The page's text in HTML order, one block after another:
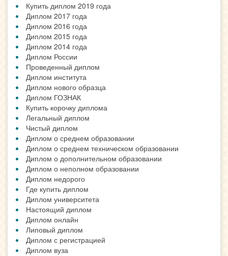
Купить диплом 2019 года
Диплом 2017 года
Диплом 2016 года
Диплом 2015 года
Диплом 2014 года
Диплом России
Проведенный диплом
Диплом института
Диплом нового образца
Диплом ГОЗНАК
Купить корочку диплома
Легальный диплом
Чистый диплом
Диплом о среднем образовании
Диплом о среднем техническом образовании
Диплом о дополнительном образовании
Диплом о неполном образовании
Диплом недорого
Где купить диплом
Диплом университета
Настоящий диплом
Диплом онлайн
Липовый диплом
Диплом с регистрацией
Диплом вуза